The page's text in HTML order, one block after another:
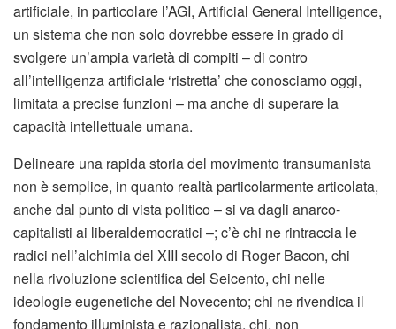
artificiale, in particolare l’AGI, Artificial General Intelligence,
un sistema che non solo dovrebbe essere in grado di
svolgere un’ampia varietà di compiti – di contro
all’intelligenza artificiale ‘ristretta’ che conosciamo oggi,
limitata a precise funzioni – ma anche di superare la
capacità intellettuale umana.
Delineare una rapida storia del movimento transumanista
non è semplice, in quanto realtà particolarmente articolata,
anche dal punto di vista politico – si va dagli anarco-
capitalisti ai liberaldemocratici –; c’è chi ne rintraccia le
radici nell’alchimia del XIII secolo di Roger Bacon, chi
nella rivoluzione scientifica del Seicento, chi nelle
ideologie eugenetiche del Novecento; chi ne rivendica il
fondamento illuminista e razionalista, chi, non